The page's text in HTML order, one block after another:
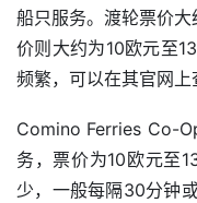
船只服务。渡轮票价
价则大约为10欧元至
频繁，可以在其官网上
Comino Ferries Co-
务，票价为10欧元至
少，一般每隔30分钟